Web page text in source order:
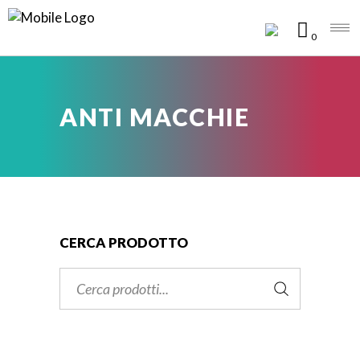
0
ANTI MACCHIE
CERCA PRODOTTO